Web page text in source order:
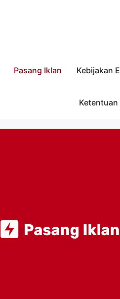
Pasang Iklan Kebijakan
Ketentuan